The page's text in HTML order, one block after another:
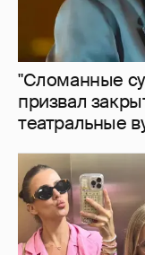
Внучки
отдыхают в
33